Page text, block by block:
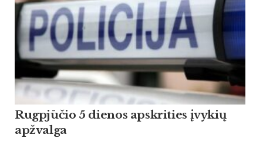
Rugpjūčio 5 dienos apskrities įvykių
apžvalga